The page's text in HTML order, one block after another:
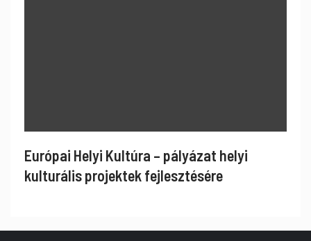
Európai Helyi Kultúra – pályázat helyi
kulturális projektek fejlesztésére